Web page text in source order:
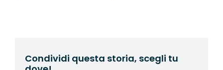
Condividi questa storia, scegli tu